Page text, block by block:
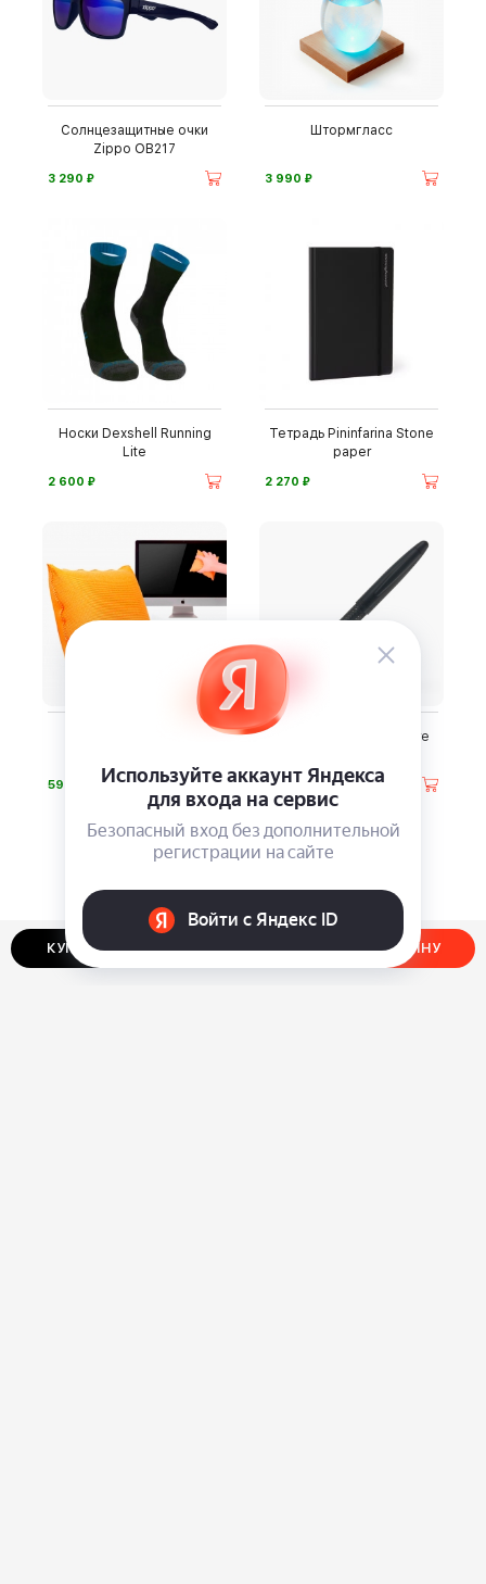
КУПИТЬ В ОДИН КЛИК ДОБАВИТЬ В КОРЗИНУ
Солнцезащитные очки
Zippo OB217
3 290 ⃏
Штормгласс
3 990 ⃏
Носки Dexshell Running
Lite
2 600 ⃏
Тетрадь Pininfarina Stone
paper
2 270 ⃏
590
Шариковая ручка Pierre
4 420 ⃏